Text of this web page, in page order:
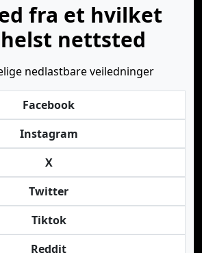
fra et hvilket
nettsted
nedlastbare veiledninger
Facebook
Instagram
X
Twitter
Tiktok
Reddit